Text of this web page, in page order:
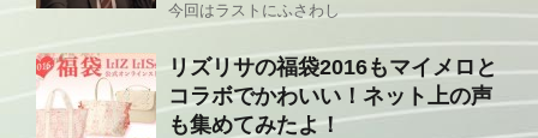
今回はラストにふさわし
リズリサの福袋2016もマイメロと
コラボでかわいい！ネット上の声
も集めてみたよ！